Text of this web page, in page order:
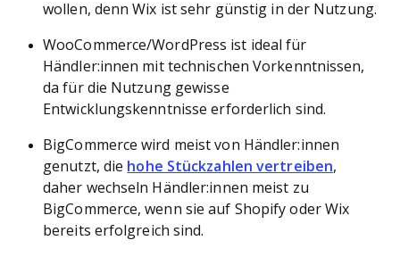
wollen, denn Wix ist sehr günstig in der Nutzung.
WooCommerce/WordPress ist ideal für
Händler:innen mit technischen Vorkenntnissen,
da für die Nutzung gewisse
Entwicklungskenntnisse erforderlich sind.
BigCommerce wird meist von Händler:innen
genutzt, die hohe Stückzahlen vertreiben,
daher wechseln Händler:innen meist zu
BigCommerce, wenn sie auf Shopify oder Wix
bereits erfolgreich sind.